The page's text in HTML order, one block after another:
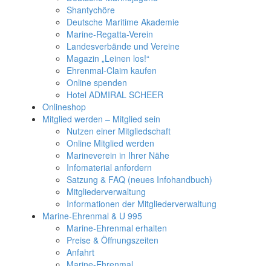
Shantychöre
Deutsche Maritime Akademie
Marine-Regatta-Verein
Landesverbände und Vereine
Magazin „Leinen los!“
Ehrenmal-Claim kaufen
Online spenden
Hotel ADMIRAL SCHEER
Onlineshop
Mitglied werden – Mitglied sein
Nutzen einer Mitgliedschaft
Online Mitglied werden
Marineverein in Ihrer Nähe
Infomaterial anfordern
Satzung & FAQ (neues Infohandbuch)
Mitgliederverwaltung
Informationen der Mitgliederverwaltung
Marine-Ehrenmal & U 995
Marine-Ehrenmal erhalten
Preise & Öffnungszeiten
Anfahrt